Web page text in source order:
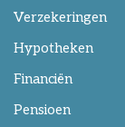
Verzekeringen
Hypotheken
Financiën
Pensioen